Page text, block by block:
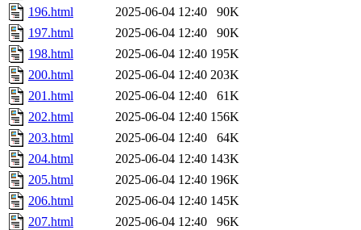
196.html
2025-06-04 12:40
90K
197.html
2025-06-04 12:40
90K
198.html
2025-06-04 12:40 195K
200.html
2025-06-04 12:40 203K
201.html
2025-06-04 12:40
61K
202.html
2025-06-04 12:40 156K
203.html
2025-06-04 12:40
64K
204.html
2025-06-04 12:40 143K
205.html
2025-06-04 12:40 196K
206.html
2025-06-04 12:40 145K
207.html
2025-06-04 12:40
96K